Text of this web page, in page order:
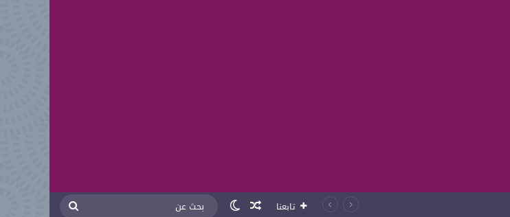
تابعنا مقال عشوائي
الوضع المظلم
بحث